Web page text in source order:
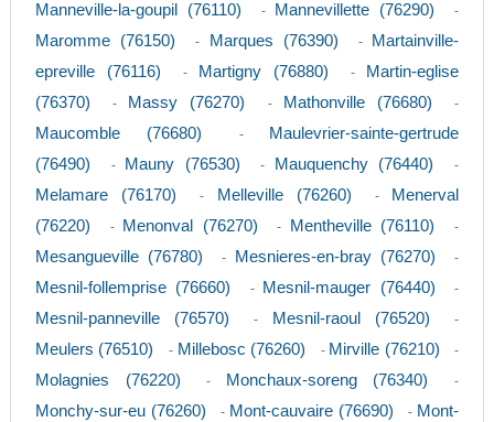
Manneville-la-goupil (76110) - Mannevillette (76290) -
Maromme (76150) - Marques (76390) -
Martainville-
epreville (76116)
- Martigny (76880) -
Martin-eglise
(76370)
- Massy (76270) - Mathonville (76680) -
Maucomble (76680) -
Maulevrier-sainte-gertrude
(76490)
- Mauny (76530) - Mauquenchy (76440) -
Melamare (76170) - Melleville (76260) -
Menerval
(76220)
- Menonval (76270) - Mentheville (76110) -
Mesangueville (76780) - Mesnieres-en-bray (76270) -
Mesnil-follemprise (76660) - Mesnil-mauger (76440) -
Mesnil-panneville (76570) - Mesnil-raoul (76520) -
Meulers (76510) - Millebosc (76260) - Mirville (76210) -
Molagnies (76220) - Monchaux-soreng (76340) -
Monchy-sur-eu (76260) - Mont-cauvaire (76690) - Mont-